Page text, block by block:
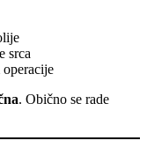
srca
. Obično se rade